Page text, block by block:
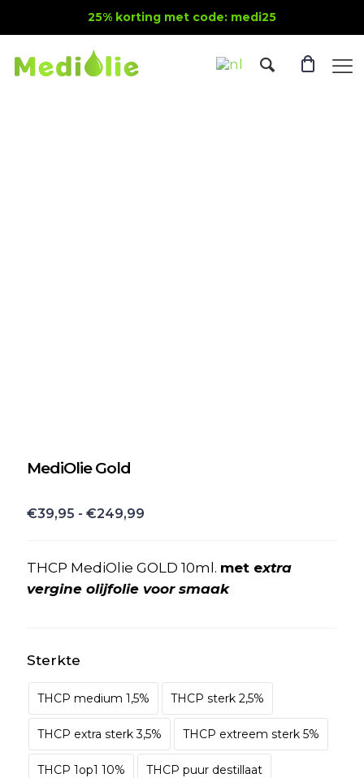
25% korting met code: medi25
MediOlie Gold
€39,95 - €249,99
€249,99
THCP MediOlie GOLD 10ml. met extra
vergine olijfolie voor smaak
Sterkte
THCP medium 1,5% THCP sterk 2,5%
THCP extra sterk 3,5% THCP extreem sterk 5%
THCP 1op1 10% THCP puur destillaat